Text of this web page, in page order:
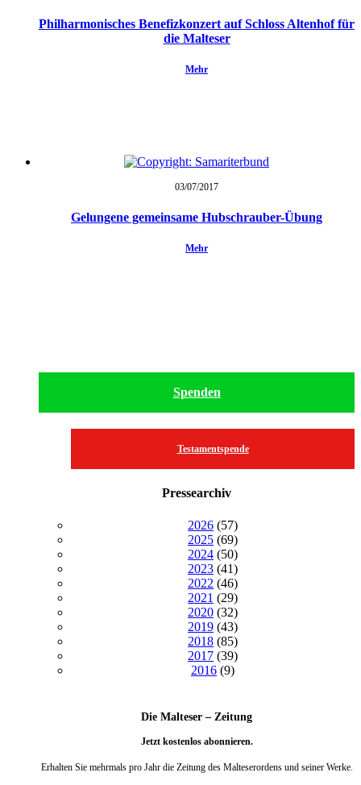
Philharmonisches Benefizkonzert auf Schloss Altenhof für
die Malteser
Mehr
03/07/2017
Gelungene gemeinsame Hubschrauber-Übung
Mehr
Spenden
Testamentspende
Pressearchiv
2026 (57)
2025 (69)
2024 (50)
2023 (41)
2022 (46)
2021 (29)
2020 (32)
2019 (43)
2018 (85)
2017 (39)
2016 (9)
Die Malteser – Zeitung
Jetzt kostenlos abonnieren.
Erhalten Sie mehrmals pro Jahr die Zeitung des Malteserordens und seiner Werke.